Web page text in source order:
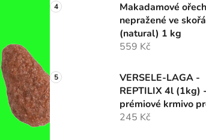
Makadamové
nepražené ve
(natural) 1 kg
559 Kč
VERSELE-LAGA -
REPTILIX 4l (1kg) -
prémiové krmivo
245 Kč